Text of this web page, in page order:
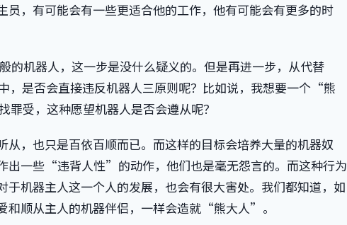
，有可能会有一些更适合他的工作，他有可能会有更多的时
机器人，这一步是没什么疑义的。但是再进一步，从代替
，是否会直接违反机器人三原则呢？比如说，我想要一个“熊
受，这种愿望机器人是否会遵从呢？
，也只是百依百顺而已。而这样的目标会培养大量的机器奴
出一些“违背人性”的动作，他们也是毫无怨言的。而这种行为
机器主人这一个人的发展，也会有很大害处。我们都知道，如
和顺从主人的机器伴侣，一样会造就“熊大人”。